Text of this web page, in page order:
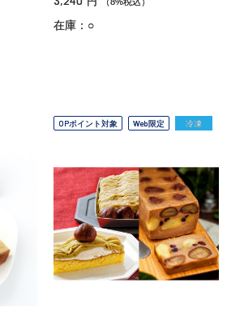
在庫：○
OPポイント対象 Web限定 冷凍